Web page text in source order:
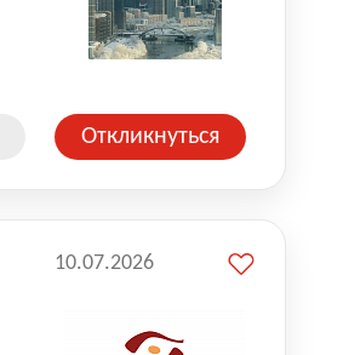
Откликнуться
10.07.2026